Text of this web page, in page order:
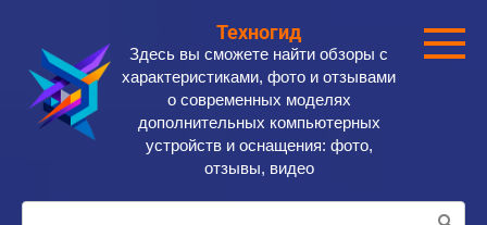
контенту
Техногид
Здесь вы сможете найти обзоры с
характеристиками, фото и отзывами
о современных моделях
дополнительных компьютерных
устройств и оснащения: фото,
отзывы, видео
Поиск: